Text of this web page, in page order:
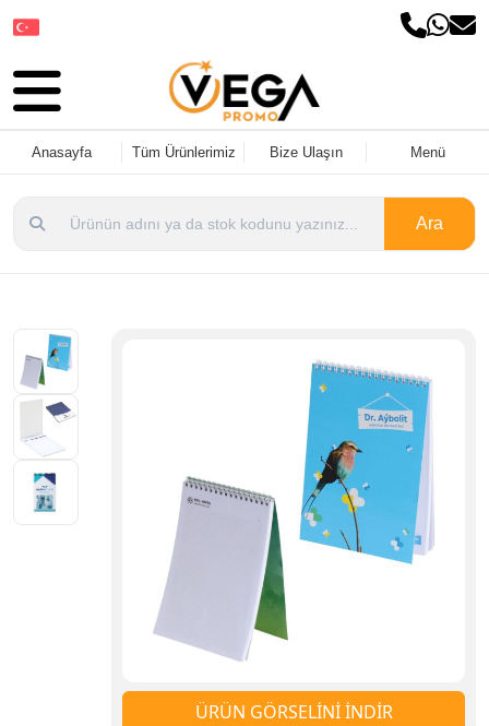
Anasayfa Tüm Ürünlerimiz Bize Ulaşın Menü
Ara
ÜRÜN GÖRSELİNİ İNDİR